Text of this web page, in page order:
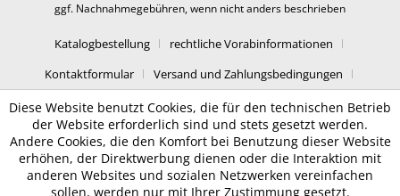
ggf. Nachnahmegebühren, wenn nicht anders beschrieben
Katalogbestellung
rechtliche Vorabinformationen
Kontaktformular
Versand und Zahlungsbedingungen
Datenschutz
AGB Impressum
Diese Website benutzt Cookies, die für den technischen Betrieb
der Website erforderlich sind und stets gesetzt werden.
Andere Cookies, die den Komfort bei Benutzung dieser Website
erhöhen, der Direktwerbung dienen oder die Interaktion mit
anderen Websites und sozialen Netzwerken vereinfachen
sollen, werden nur mit Ihrer Zustimmung gesetzt.